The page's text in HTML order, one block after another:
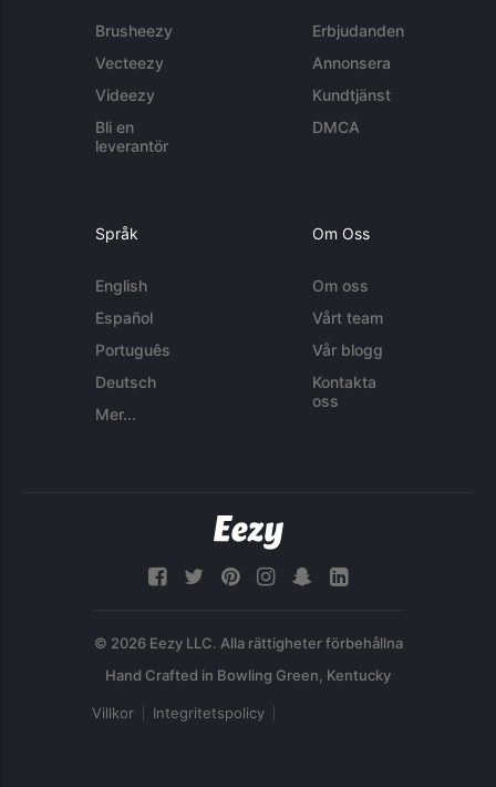
Brusheezy
Vecteezy
Videezy
Bli en
leverantör
Erbjudanden
Annonsera
Kundtjänst
DMCA
Språk
English
Español
Português
Deutsch
Mer...
Om Oss
Om oss
Vårt team
Vår blogg
Kontakta
oss
© 2026 Eezy LLC. Alla rättigheter förbehållna
Villkor Integritetspolicy